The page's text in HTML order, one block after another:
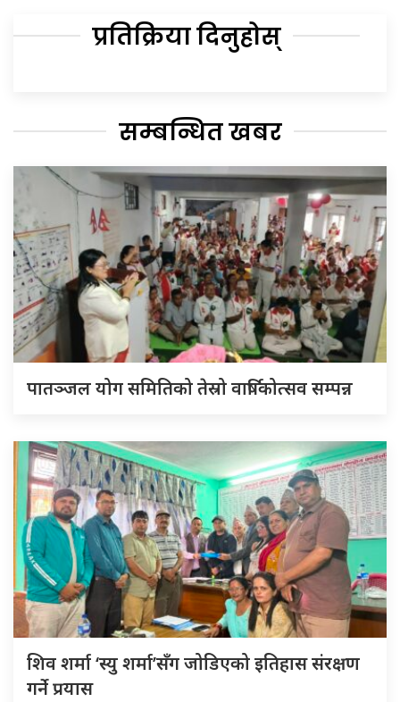
प्रतिक्रिया दिनुहोस्
सम्बन्धित खबर
पातञ्जल योग समितिको तेस्रो वार्षिकोत्सव सम्पन्न
शिव शर्मा ‘स्यु शर्मा’सँग जोडिएको इतिहास संरक्षण
गर्ने प्रयास